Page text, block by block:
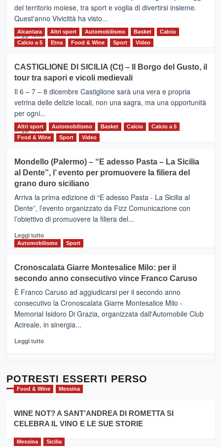
dell’Etna
del territorio moiese, tra sport e voglia di divertirsi insieme.
Quest'anno Vivicittà ha visto...
Leggi tutto Leggi
MOIO
ALCANTARA
–
Vivicittà,
alla
scoperta
del
territorio,
e
messaggi
di
Alcantara Altri sport Automobilismo Basket
Calcio
Calcio a 5
Etna Food & Wine Sport Video
CASTIGLIONE DI SICILIA (Ct) – Il Borgo del Gusto, il
tour tra sapori e vicoli medievali
Il 6 – 7 – 8 dicembre Castiglione sarà una vera e propria
vetrina delle delizie locali, non una sagra, ma una opportunità
per ogni...
Leggi tuttoLeggi
di
CASTIGLIONE
DI
SICILIA
(Ct)
–
Il
Borgo
Gusto,
il
tra
sapori
vicoli
medievali
Altri sport Automobilismo Basket Calcio
Calcio a 5
Food & Wine
Sport Video
Mondello (Palermo) – “E adesso Pasta – La Sicilia
al Dente”, l’ evento per promuovere la filiera del
grano duro siciliano
Arriva la prima edizione di “E adesso Pasta - La Sicilia al
Dente”, l’evento organizzato da Fizz Comunicazione con
l’obiettivo di promuovere la filiera del...
Leggi tuttoLeggi
di
Mondello
(Palermo)
–
“E
adesso
Pasta
–
Sicilia
l’
evento
per
la
filiera
grano
Automobilismo Sport
Cronoscalata Giarre Montesalice Milo: per il
secondo anno consecutivo vince Franco Caruso
È Franco Caruso ad aggiudicarsi per il secondo anno
consecutivo la Cronoscalata Giarre Montesalice Milo -
Memorial Isidoro Di Grazia, organizzata dall'Automobile Club
Acireale, in sinergia...
Leggi tuttoLeggi
Cronoscalata
Giarre
Montesalice
per
il
anno
POTRESTI ESSERTI PERSO
Food & Wine Messina
WINE NOT? A SANT’ANDREA DI ROMETTA SI
CELEBRA IL VINO E LE SUE STORIE
Messina Sicilia